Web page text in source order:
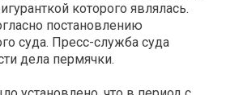
которого являлась.
постановлению
суда. Пресс-служба суда
дела пермячки.